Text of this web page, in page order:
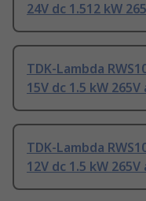
24V dc 1.512 kW
TDK-Lambda
15V dc 1.5 kW 265V
TDK-Lambda
12V dc 1.5 kW 265V